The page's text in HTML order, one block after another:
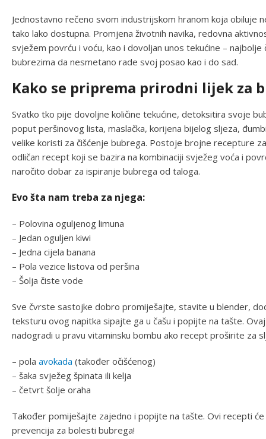
Jednostavno rečeno svom industrijskom hranom koja obiluje
tako lako dostupna. Promjena životnih navika, redovna
svježem povrću i voću, kao i dovoljan unos tekućine –
bubrezima da nesmetano rade svoj posao kao i do sad.
Kako se priprema prirodni lijek za
Svatko tko pije dovoljne količine tekućine, detoksitira svoje
poput peršinovog lista, maslačka, korijena bijelog sljeza,
velike koristi za čišćenje bubrega. Postoje brojne recepture
odličan recept koji se bazira na kombinaciji svježeg voća i
naročito dobar za ispiranje bubrega od taloga.
Evo šta nam treba za njega:
– Polovina oguljenog limuna
– Jedan oguljen kiwi
– Jedna cijela banana
– Pola vezice listova od peršina
– Šolja čiste vode
Sve čvrste sastojke dobro promiješajte, stavite u blender,
teksturu ovog napitka sipajte ga u čašu i popijte na tašte.
nadogradi u pravu vitaminsku bombu ako recept proširite za
– pola avokada (također očišćenog)
– šaka svježeg špinata ili kelja
– četvrt šolje oraha
Također pomiješajte zajedno i popijte na tašte. Ovi recepti
prevencija za bolesti bubrega!